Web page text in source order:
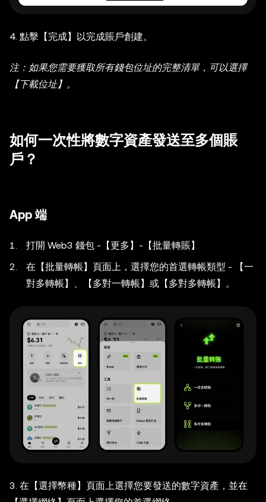
4. 點擊【完成】以完成賬戶創建。
注：如果您需要獲取所有錢包位址的完整清單，可以選擇
【下載位址】。
如何一次性將數字資產發送至多個賬
戶？
App 端
打開 Web3 錢包 -【更多】-【批量轉賬】
在【批量轉帳】頁面上，選擇您的首選轉帳類型 - 【一
對多轉帳】、【多對一轉帳】或【多對多轉帳】。
3. 在【選擇幣種】頁面上選擇您要發送的數字資產，並在